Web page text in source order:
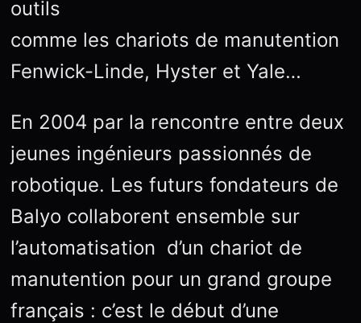
outils
comme les chariots de manutention
Fenwick-Linde, Hyster et Yale…
En 2004 par la rencontre entre deux
jeunes ingénieurs passionnés de
robotique. Les futurs fondateurs de
Balyo collaborent ensemble sur
l’automatisation d’un chariot de
manutention pour un grand groupe
français : c’est le début d’une